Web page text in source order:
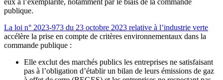
eux à l’exemplarité, notamment par le biais de la commande
publique.
La loi n° 2023-973 du 23 octobre 2023 relative à l’industrie verte
accélère la prise en compte de critères environnementaux dans la
commande publique :
Elle exclut des marchés publics les entreprises ne satisfaisant
pas à l’obligation d’établir un bilan de leurs émissions de gaz